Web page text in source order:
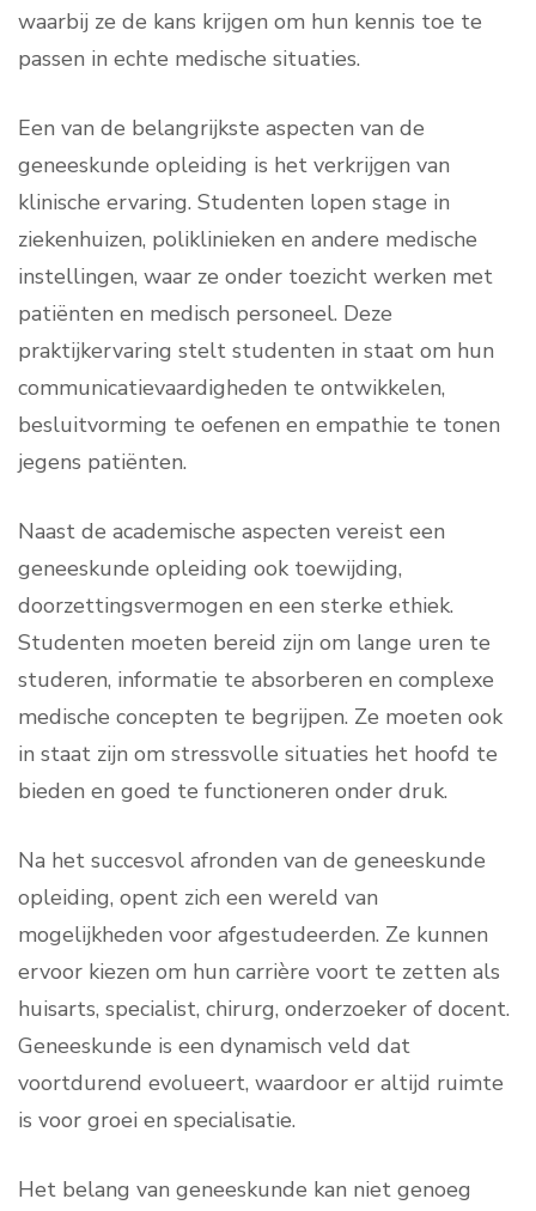
waarbij ze de kans krijgen om hun kennis toe te
passen in echte medische situaties.
Een van de belangrijkste aspecten van de
geneeskunde opleiding is het verkrijgen van
klinische ervaring. Studenten lopen stage in
ziekenhuizen, poliklinieken en andere medische
instellingen, waar ze onder toezicht werken met
patiënten en medisch personeel. Deze
praktijkervaring stelt studenten in staat om hun
communicatievaardigheden te ontwikkelen,
besluitvorming te oefenen en empathie te tonen
jegens patiënten.
Naast de academische aspecten vereist een
geneeskunde opleiding ook toewijding,
doorzettingsvermogen en een sterke ethiek.
Studenten moeten bereid zijn om lange uren te
studeren, informatie te absorberen en complexe
medische concepten te begrijpen. Ze moeten ook
in staat zijn om stressvolle situaties het hoofd te
bieden en goed te functioneren onder druk.
Na het succesvol afronden van de geneeskunde
opleiding, opent zich een wereld van
mogelijkheden voor afgestudeerden. Ze kunnen
ervoor kiezen om hun carrière voort te zetten als
huisarts, specialist, chirurg, onderzoeker of docent.
Geneeskunde is een dynamisch veld dat
voortdurend evolueert, waardoor er altijd ruimte
is voor groei en specialisatie.
Het belang van geneeskunde kan niet genoeg